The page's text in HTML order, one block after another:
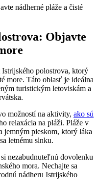
Objavte
polostrova, ktorý
more. Táto oblasť je ideálna
turistickým letoviskám a
možností na aktivity, ako sú
relaxácia na pláži. Pláže v
jemným pieskom, ktorý láka
letnému slnku.
nezabudnuteľnú dovolenku
mora. Nechajte sa
nádheru Istrijského